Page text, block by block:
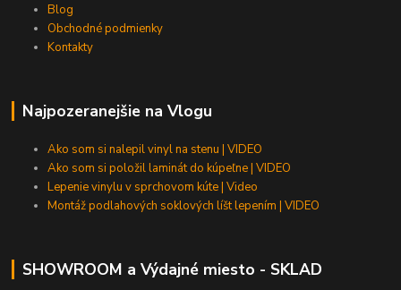
Blog
Obchodné podmienky
Kontakty
Najpozeranejšie na Vlogu
Ako som si nalepil vinyl na stenu | VIDEO
Ako som si položil laminát do kúpeľne | VIDEO
Lepenie vinylu v sprchovom kúte | Video
Montáž podlahových soklových líšt lepením | VIDEO
SHOWROOM a Výdajné miesto - SKLAD